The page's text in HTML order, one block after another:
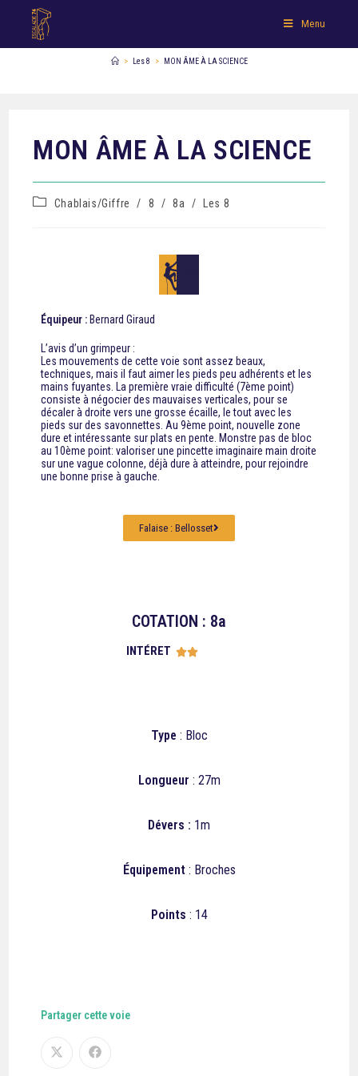
Menu
> Les 8 > MON ÂME À LA SCIENCE
MON ÂME À LA SCIENCE
Chablais/Giffre / 8 / 8a / Les 8
Équipeur : Bernard Giraud
L’avis d’un grimpeur :
Les mouvements de cette voie sont assez beaux,
techniques, mais il faut aimer les pieds peu adhérents et les
mains fuyantes. La première vraie difficulté (7ème point)
consiste à négocier des mauvaises verticales, pour se
décaler à droite vers une grosse écaille, le tout avec les
pieds sur des savonnettes. Au 9ème point, nouvelle zone
dure et intéressante sur plats en pente. Monstre pas de bloc
au 10ème point: valoriser une pincette imaginaire main droite
sur une vague colonne, déjà dure à atteindre, pour rejoindre
une bonne prise à gauche.
Falaise : Bellosset
COTATION : 8a
INTÉRET 
Type : Bloc
Longueur : 27m
Dévers : 1m
Équipement: Broches
Points : 14
Partager cette voie